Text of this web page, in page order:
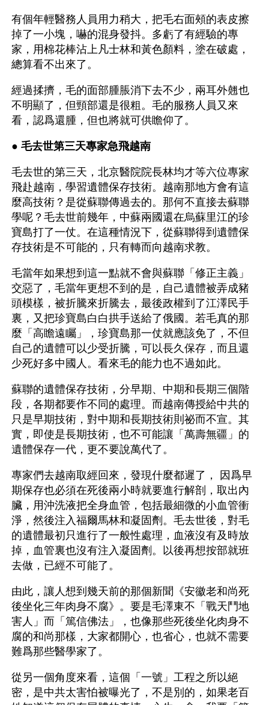
有個年輕醫務人員用力稍大，把毛右面頰的表皮擦
掉了一小塊，嚇的混身發抖。多虧了有經驗的專
家，用棉花棒沾上凡士林和黃色顏料，塗在破處，
總算看不出來了。
經過揉擠，毛的面部腫脹消下去不少，兩耳外翹也
不明顯了，但頸部還是很粗。毛的服務人員又來
看，認爲還腫，但也將就可供瞻仰了。
● 毛去世第三天專家急飛越南
毛去世的第三天，北京醫院院長林均才等六位專家
飛赴越南，學習遺體保存技術。越南那地方會有這
麼高技術？是從蘇聯傳過去的。那何不直接去蘇聯
學呢？毛去世前幾年，中蘇兩國還在烏蘇里江的珍
寶島打了一仗。在這種情況下，從蘇聯得到遺體保
存技術是不可能的，只有轉而向越南求教。
毛當年如果想到這一點就不會與蘇聯「修正主義」
交惡了，毛當年更想不到的是，自己遺體被弄成豬
頭模樣，被折騰來折騰去，最後政權到了江澤民手
裏，又把珍寶島白白拱手送給了俄國。若毛真的那
麼「高瞻遠矚」，珍寶島那一仗就應該免了，不但
自己的遺體可以少受折騰，可以長久保存，而且還
少死好多中國人。看來毛的能力也不過如此。
蘇聯的遺體保存技術，分早期、中期和長期三個階
段，各期都要作不同的處理。而越南傳授給中共的
只是早期技術，對中期和長期技術則祕而不宣。其
實，即使是長期技術，也不可能讓「萬壽無疆」的
遺體保存一代，更不要說萬代了。
專家們去越南取經回來，發現什麼都遲了， 因爲早
期保存也必須在死後兩小時就要進行解剖，取出內
臟，用沖洗液把全身血管，包括最細微的小血管衝
淨，然後注入福爾馬林和凝固劑。毛去世後，對毛
的遺體最初只進行了一般性處理，血液沒有及時放
掉，血管裏也沒有注入凝固劑。以後再想按部就班
去做，已經不可能了。
由此，讓人想到幾天前的那個新聞《安徽老和尚死
後坐化三年肉身不腐》。要是毛澤東不「戰天鬥地
害人」而「篤信佛法」，也像那些死後坐化肉身不
腐的和尚那樣，大家都開心，也省心，也就不需要
難爲那些醫學家了。
從另一個角度來看，這個「一號」工程之所以絕
密，是中共太害怕被曝光了，不是別的，如果老百